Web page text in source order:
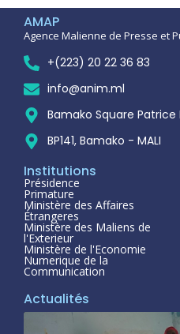
AMAP
Agence Malienne de Presse et
+(223) 20 22 36 83
info@anim.ml
Bamako Square Patrice
BP141, Bamako - MALI
Institutions
Présidence
Primature
Ministère des Affaires
Étrangeres
Ministère des Maliens de
l'Exterieur
Ministère de l'Economie
Numerique de la
Communication
Actualités